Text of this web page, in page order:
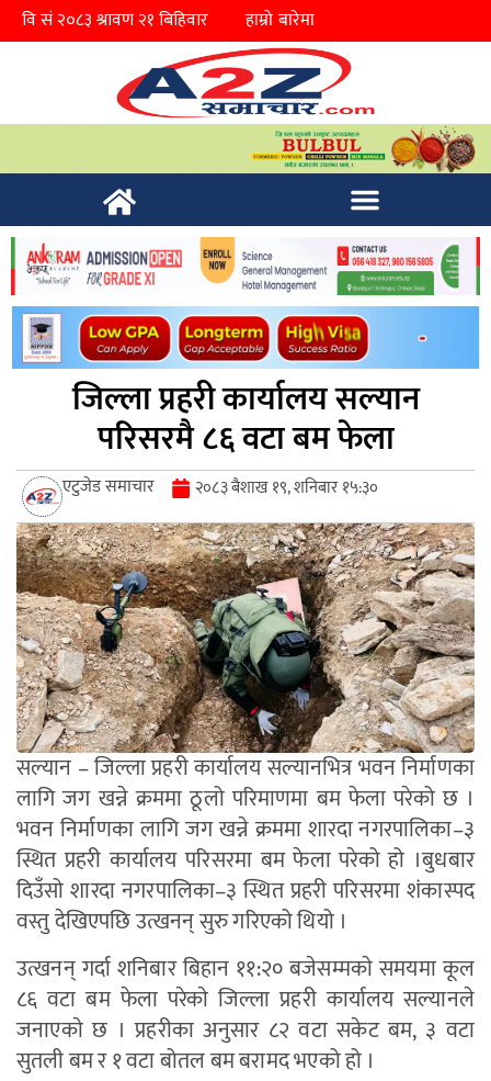
हाम्रो बारेमा
जिल्ला प्रहरी कार्यालय सल्यान
परिसरमै ८६ वटा बम फेला
एटुजेड समाचार २०८३ बैशाख १९, शनिबार १५:३०
सल्यान – जिल्ला प्रहरी कार्यालय सल्यानभित्र भवन निर्माणका
लागि जग खन्ने क्रममा ठूलो परिमाणमा बम फेला परेको छ ।
भवन निर्माणका लागि जग खन्ने क्रममा शारदा नगरपालिका–३
स्थित प्रहरी कार्यालय परिसरमा बम फेला परेको हो ।बुधबार
दिउँसो शारदा नगरपालिका–३ स्थित प्रहरी परिसरमा शंकास्पद
वस्तु देखिएपछि उत्खनन् सुरु गरिएको थियो ।
उत्खनन् गर्दा शनिबार बिहान ११:२० बजेसम्मकाे समयमा कूल
८६ वटा बम फेला परेकाे जिल्ला प्रहरी कार्यालय सल्यानले
जनाएकाे छ । प्रहरीका अनुसार ८२ वटा सकेट बम, ३ वटा
सुतली बम र १ वटा बोतल बम बरामद भएको हो ।